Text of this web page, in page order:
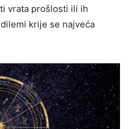
vrata prošlosti ili ih
krije se najveća